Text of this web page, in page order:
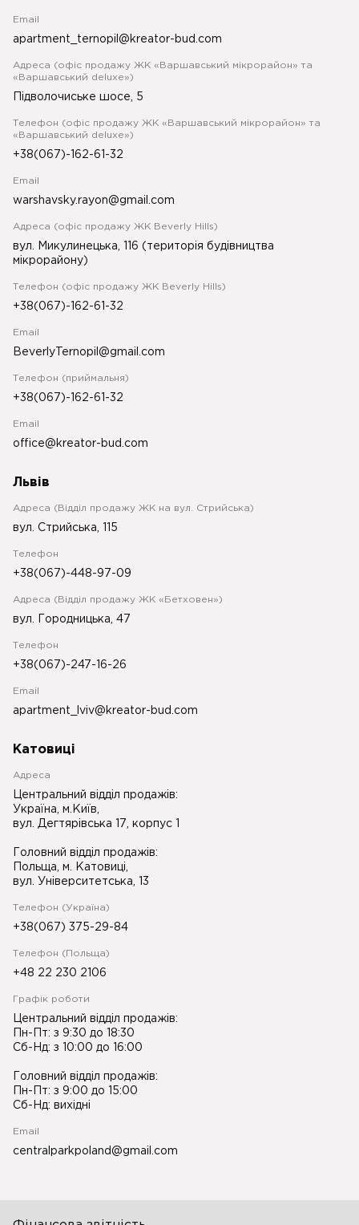
Email
apartment_ternopil@kreator-bud.com
Адреса (офіс продажу ЖК «Варшавський мікрорайон» та
«Варшавський deluxe»)
Підволочиське шосе, 5
Телефон (офіс продажу ЖК «Варшавський мікрорайон» та
«Варшавський deluxe»)
+38(067)-162-61-32
Email
warshavsky.rayon@gmail.com
Адреса (офіс продажу ЖК Beverly Hills)
вул. Микулинецька, 116 (територія будівництва
мікрорайону)
Телефон (офіс продажу ЖК Beverly Hills)
+38(067)-162-61-32
Email
BeverlyTernopil@gmail.com
Телефон (приймальня)
+38(067)-162-61-32
Email
office@kreator-bud.com
Львів
Адреса (Відділ продажу ЖК на вул. Стрийська)
вул. Стрийська, 115
Телефон
+38(067)-448-97-09
Адреса (Відділ продажу ЖК «Бетховен»)
вул. Городницька, 47
Телефон
+38(067)-247-16-26
Email
apartment_lviv@kreator-bud.com
Катовиці
Адреса
Центральний відділ продажів:
Україна, м.Київ,
вул. Дегтярівська 17, корпус 1
Головний відділ продажів:
Польща, м. Катовиці,
вул. Університетська, 13
Телефон (Україна)
+38(067) 375-29-84
Телефон (Польща)
+48 22 230 2106
Графік роботи
Центральний відділ продажів:
Пн-Пт: з 9:30 до 18:30
Сб-Нд: з 10:00 до 16:00
Головний відділ продажів:
Пн-Пт: з 9:00 до 15:00
Сб-Нд: вихідні
Email
centralparkpoland@gmail.com